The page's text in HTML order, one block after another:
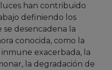
han contribuido
definiendo los
se desencadena la
conocida, como la
exacerbada, la
la degradación de